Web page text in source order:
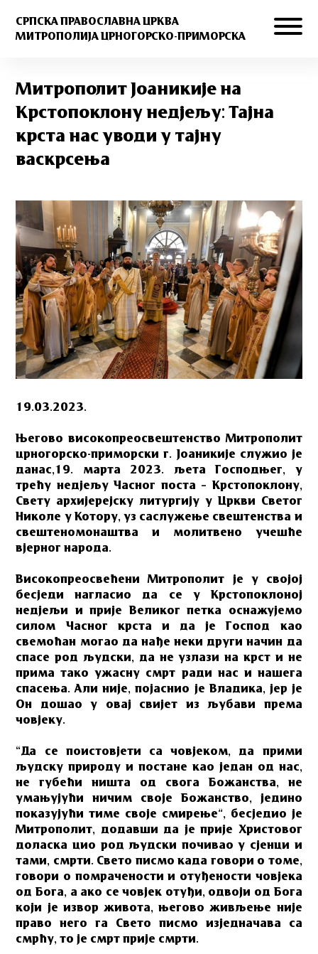
СРПСКА ПРАВОСЛАВНА ЦРКВА
МИТРОПОЛИЈА ЦРНОГОРСКО-ПРИМОРСКА
Митрополит Јоаникије на
Крстопоклону недјељу: Тајна
крста нас уводи у тајну
васкрсења
19.03.2023.
Његово високопреосвештенство Митрополит
црногорско-приморски г. Јоаникије служио је
данас,19. марта 2023. љета Господњег, у
трећу недјељу Часног поста – Крстопоклону,
Свету архијерејску литургију у Цркви Светог
Николе у Котору, уз саслужење свештенства и
свештеномонаштва и молитвено учешће
вјерног народа.
Високопреосвећени Митрополит је у својој
бесједи нагласио да се у Крстопоклоној
недјељи и прије Великог петка оснажујемо
силом Часног крста и да је Господ као
свемоћан могао да нађе неки други начин да
спасе род људски, да не узлази на крст и не
прима тако ужасну смрт ради нас и нашега
спасења. Али није, појаснио је Владика, јер је
Он дошао у овај свијет из љубави према
човјеку.
“Да се поистовјети са човјеком, да прими
људску природу и постане као један од нас,
не губећи ништа од свога Божанства, не
умањујући ничим своје Божанство, једино
показујући тиме своје смирење”, бесједио је
Митрополит, додавши да је прије Христовог
доласка цио род људски почивао у сјенци и
тами, смрти. Свето писмо када говори о томе,
говори о помрачености и отуђености човјека
од Бога, а ако се човјек отуђи, одвоји од Бога
који је извор живота, његово живљење није
право него га Свето писмо изједначава са
смрћу, то је смрт прије смрти.